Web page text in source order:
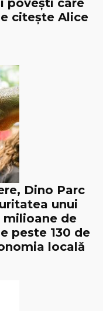
povești care
citește Alice
Dino Parc
unui
milioane de
peste 130 de
locală